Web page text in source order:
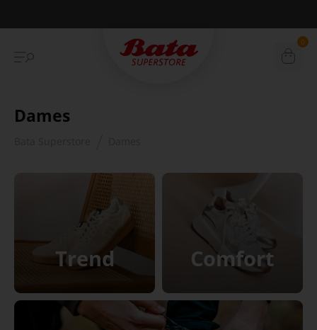
Betaal achteraf met Klarna 0
Dames
Trend Comfort